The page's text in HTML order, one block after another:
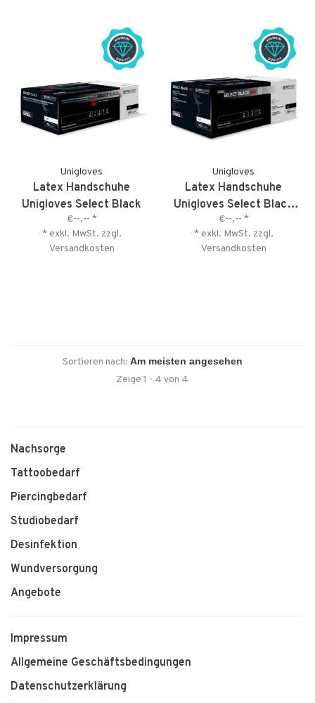
Unigloves
Latex Handschuhe
Unigloves Select Black
€--,-- *
* exkl. MwSt. zzgl.
Versandkosten
Unigloves
Latex Handschuhe
Unigloves Select Black
300
€--,-- *
* exkl. MwSt. zzgl.
Versandkosten
Sortieren nach:
Zeige 1 - 4 von 4
Nachsorge
Tattoobedarf
Piercingbedarf
Studiobedarf
Desinfektion
Wundversorgung
Angebote
Impressum
Allgemeine Geschäftsbedingungen
Datenschutzerklärung